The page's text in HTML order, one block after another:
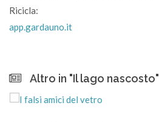
Ricicla:
app.gardauno.it
Altro in "Il lago nascosto"